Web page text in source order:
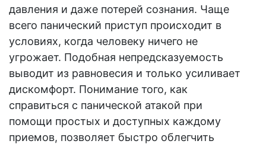
давления и даже потерей сознания. Чаще
всего панический приступ происходит в
условиях, когда человеку ничего не
угрожает. Подобная непредсказуемость
выводит из равновесия и только усиливает
дискомфорт. Понимание того, как
справиться с панической атакой при
помощи простых и доступных каждому
приемов, позволяет быстро облегчить